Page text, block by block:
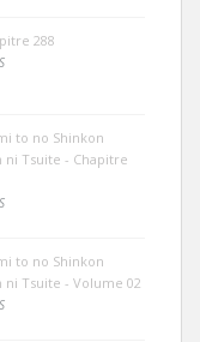
288
to no Shinkon
ni Tsuite - Chapitre
to no Shinkon
ni Tsuite - Volume 02